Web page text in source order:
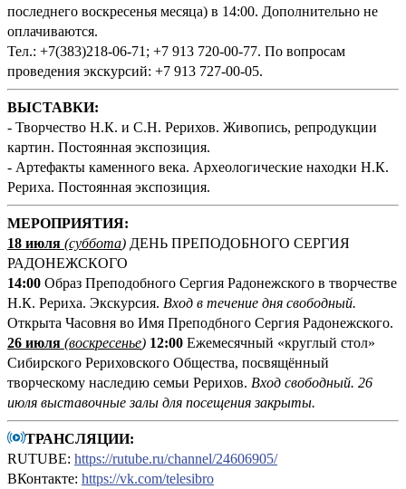
последнего воскресенья месяца) в 14:00. Дополнительно не
оплачиваются.
Тел.: +7(383)218-06-71; +7 913 720-00-77. По вопросам
проведения экскурсий: +7 913 727-00-05.
ВЫСТАВКИ:
- Творчество Н.К. и С.Н. Рерихов. Живопись, репродукции
картин. Постоянная экспозиция.
- Артефакты каменного века. Археологические находки Н.К.
Рериха. Постоянная экспозиция.
МЕРОПРИЯТИЯ:
18 июля (суббота) ДЕНЬ ПРЕПОДОБНОГО СЕРГИЯ
РАДОНЕЖСКОГО
14:00 Образ Преподобного Сергия Радонежского в творчестве
Н.К. Рериха. Экскурсия. Вход в течение дня свободный.
Открыта Часовня во Имя Преподбного Сергия Радонежского.
26 июля (воскресенье) 12:00 Ежемесячный «круглый стол»
Сибирского Рериховского Общества, посвящённый
творческому наследию семьи Рерихов. Вход свободный. 26
июля выставочные залы для посещения закрыты.
ТРАНСЛЯЦИИ:
RUTUBE: https://rutube.ru/channel/24606905/
ВКонтакте: https://vk.com/telesibro